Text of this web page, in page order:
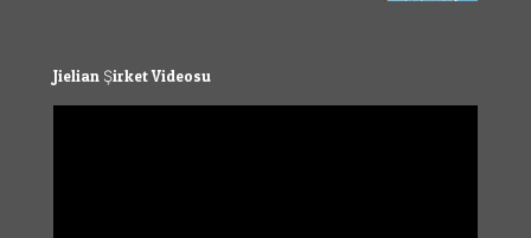
Jielian Şirket Videosu